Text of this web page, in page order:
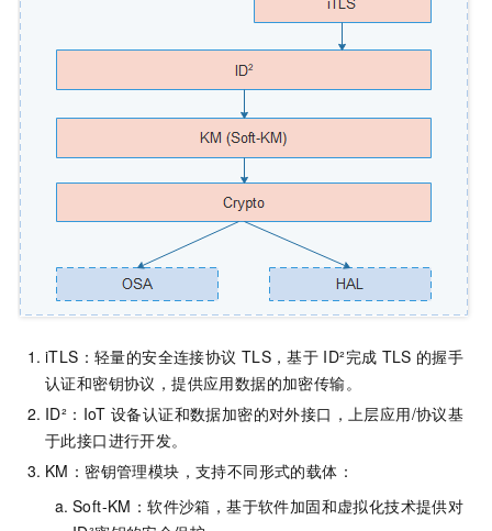
iTLS：轻量的安全连接协议 TLS，基于 ID²完成 TLS 的握手
认证和密钥协议，提供应用数据的加密传输。
ID²：IoT 设备认证和数据加密的对外接口，上层应用/协议基
于此接口进行开发。
KM：密钥管理模块，支持不同形式的载体：
Soft-KM：软件沙箱，基于软件加固和虚拟化技术提供对